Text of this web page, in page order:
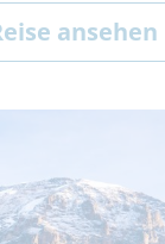
ansehen